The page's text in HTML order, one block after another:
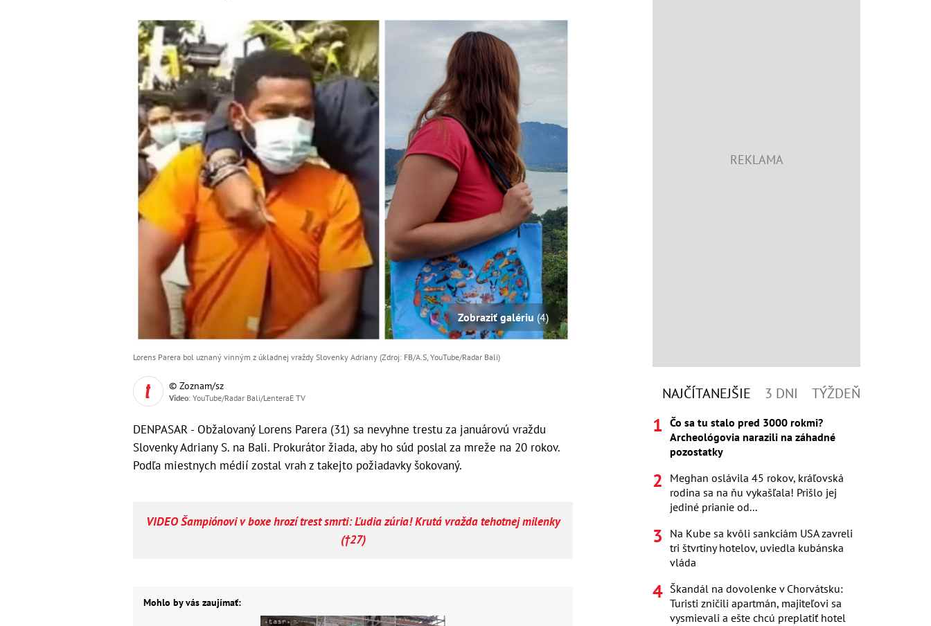
Zobraziť galériu (4)
Lorens Parera bol uznaný vinným z úkladnej vraždy Slovenky Adriany (Zdroj: FB/A.S, YouTube/Radar Bali)
© Zoznam/sz
Video: YouTube/Radar Bali/LenteraE TV
DENPASAR - Obžalovaný Lorens Parera (31) sa nevyhne trestu za januárovú vraždu
Slovenky Adriany S. na Bali. Prokurátor žiada, aby ho súd poslal za mreže na 20 rokov.
Podľa miestnych médií zostal vrah z takejto požiadavky šokovaný.
VIDEO Šampiónovi v boxe hrozí trest smrti: Ľudia zúria! Krutá vražda tehotnej milenky
(†27)
Mohlo by vás zaujímať:
NAJČÍTANEJŠIE 3 DNI TÝŽDEŇ
Čo sa tu stalo pred 3000 rokmi?
Archeológovia narazili na záhadné
pozostatky
Meghan oslávila 45 rokov, kráľovská
rodina sa na ňu vykašľala! Prišlo jej
jediné prianie od...
Na Kube sa kvôli sankciám USA zavreli
tri štvrtiny hotelov, uviedla kubánska
vláda
Škandál na dovolenke v Chorvátsku:
Turisti zničili apartmán, majiteľovi sa
vysmievali a ešte chcú preplatiť hotel